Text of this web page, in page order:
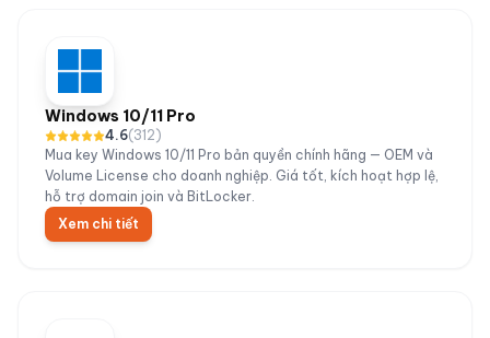
Windows 10/11 Pro
4.6(312)
Mua key Windows 10/11 Pro bản quyền chính hãng — OEM và
Volume License cho doanh nghiệp. Giá tốt, kích hoạt hợp lệ,
hỗ trợ domain join và BitLocker.
Xem chi tiết